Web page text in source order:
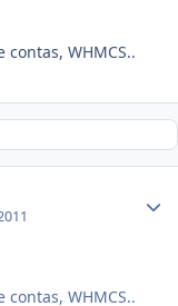
WHMCS..
WHMCS..